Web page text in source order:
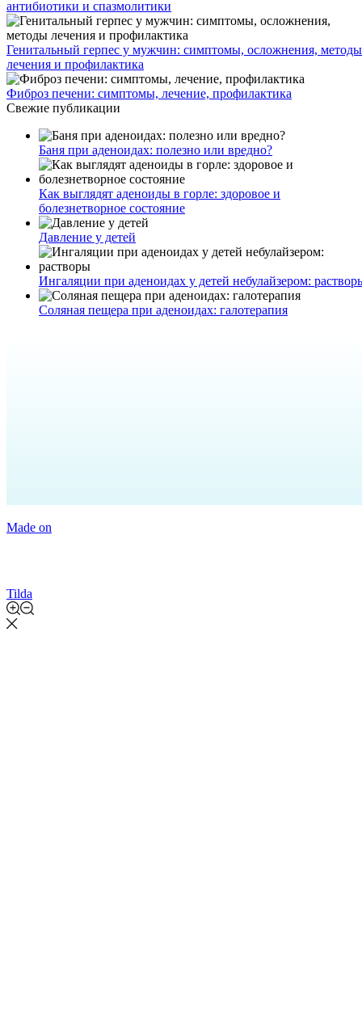
антибиотики и спазмолитики
Генитальный герпес у мужчин: симптомы, осложнения, методы
лечения и профилактика
Фиброз печени: симптомы, лечение, профилактика
Свежие публикации
Баня при аденоидах: полезно или вредно?
Как выглядят аденоиды в горле: здоровое и
болезнетворное состояние
Давление у детей
Ингаляции при аденоидах у детей небулайзером:
Соляная пещера при аденоидах: галотерапия
Made on
Tilda